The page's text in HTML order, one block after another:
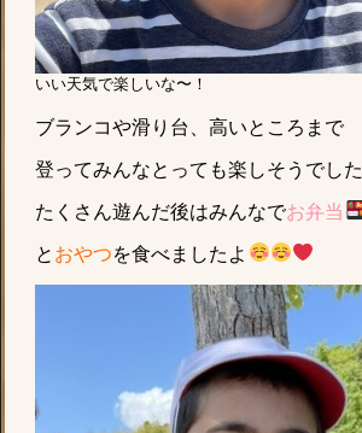
いい天気で楽しいな〜！
ブランコや滑り台、高いところまで
登ってみんなとっても楽しそうでした
たくさん遊んだ後はみんなでお弁当
と おやつを食べましたよ